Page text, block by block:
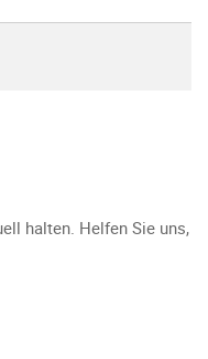
halten. Helfen Sie uns,